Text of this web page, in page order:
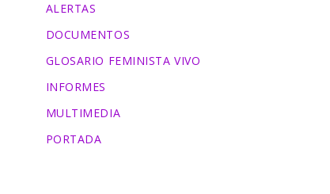
ALERTAS
DOCUMENTOS
GLOSARIO FEMINISTA VIVO
INFORMES
MULTIMEDIA
PORTADA